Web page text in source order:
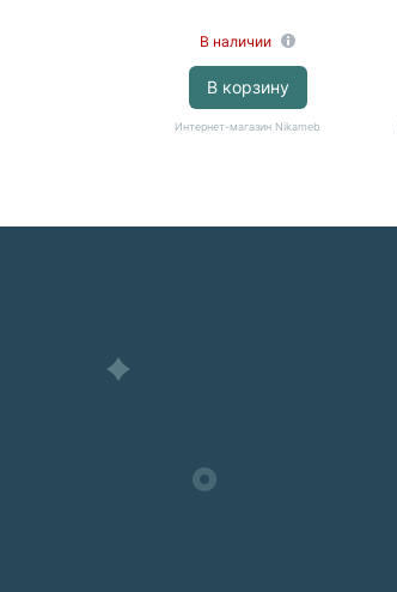
В наличии
В корзину
Интернет-магазин Nikameb